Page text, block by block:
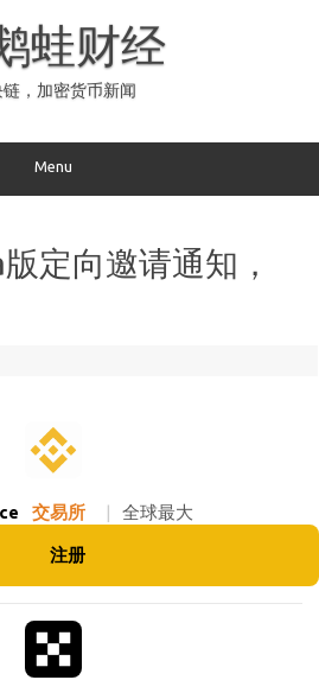
蛙财经
链，加密货币新闻
Menu
定向邀请通知，
交易所 | 全球最大
注册